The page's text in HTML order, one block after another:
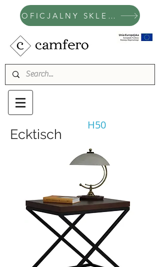
OFICJALNY SKLEP CAMFERO
Ecktisch
H50